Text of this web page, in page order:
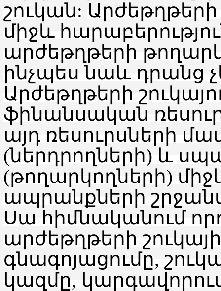
շուկան:
միջև
արժեթղթերի
ինչպես նաև դրանց
Արժեթղթերի
ֆինանսական
այդ ռեսուրսների
(ներդրողների) և
(թողարկողների)
ապրանքների
Սա հիմնականում
արժեթղթերի
գնագոյացումը,
կազմը,